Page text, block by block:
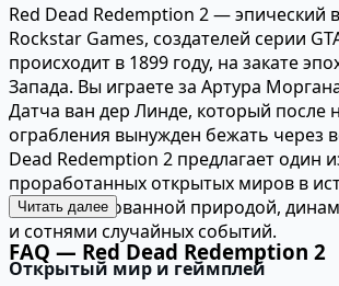
Red Dead Redemption 2 — эпический
Rockstar Games, создателей серии
происходит в 1899 году, на закате
Запада. Вы играете за Артура
Датча ван дер Линде, который после
ограбления вынужден бежать через
Dead Redemption 2 предлагает один
проработанных открытых миров в
с детализированной природой,
и сотнями случайных событий.
Открытый мир и геймплей
Читать далее
FAQ — Red Dead Redemption 2